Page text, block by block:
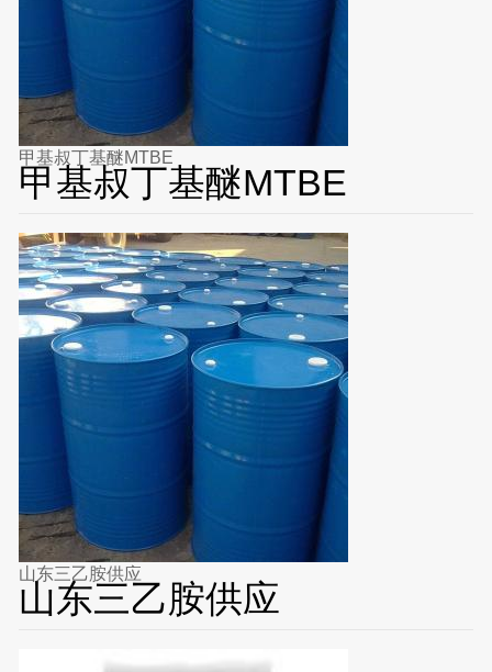
甲基叔丁基醚MTBE
甲基叔丁基醚MTBE
山东三乙胺供应
山东三乙胺供应